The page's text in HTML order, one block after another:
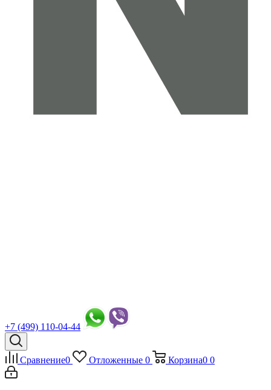
+7 (499) 110-04-44
Сравнение0 Отложенные 0 Корзина0 0